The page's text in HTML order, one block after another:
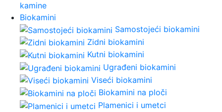
kamine
Biokamini
Samostojeći biokamini
Zidni biokamini
Kutni biokamini
Ugrađeni biokamini
Viseći biokamini
Biokamini na ploči
Plamenici i umetci